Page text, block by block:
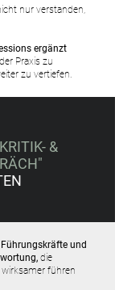
nur verstanden,
ergänzt
Praxis zu
zu vertiefen.
&
Führungskräfte und
die
wirksamer führen